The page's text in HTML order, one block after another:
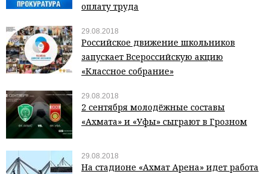
оплату труда
29.08.2018
Российское движение школьников
запускает Всероссийскую акцию
«Классное собрание»
29.08.2018
2 сентября молодёжные составы
«Ахмата» и «Уфы» сыграют в Грозном
29.08.2018
На стадионе «Ахмат Арена» идет работа